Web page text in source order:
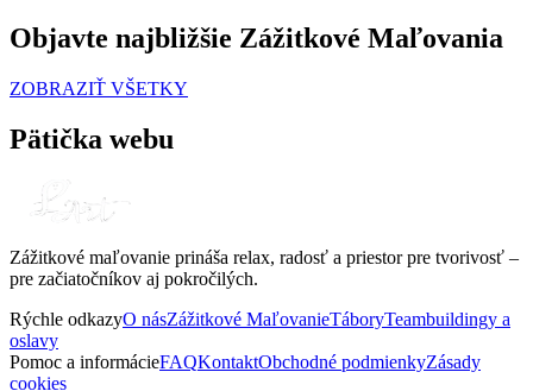
Objavte najbližšie Zážitkové Maľovania
ZOBRAZIŤ VŠETKY
Pätička webu
Zážitkové maľovanie prináša relax, radosť a priestor pre tvorivosť –
pre začiatočníkov aj pokročilých.
Rýchle odkazyO násZážitkové MaľovanieTáboryTeambuildingy a
oslavy
Pomoc a informácieFAQKontaktObchodné podmienkyZásady
cookies